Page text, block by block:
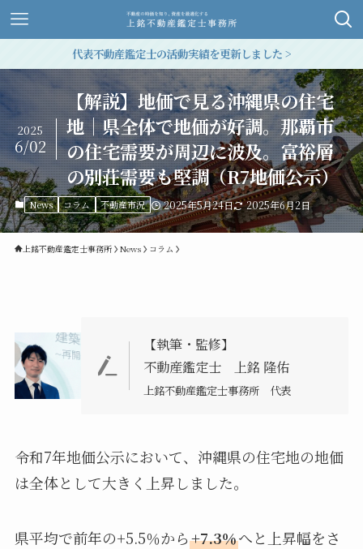
代表不動産鑑定士の活動実績を更新しました >
【解説】地価で見る沖縄県の住宅
地│県全体で地価が好調。那覇市
の住宅需要が周辺に波及。富裕層
の別荘需要も堅調（R7地価公示）
2025
6/02
News コラム 不動産市況 2025年5月24日 2025年6月2日
上銘不動産鑑定士事務所 News コラム
【執筆・監修】
不動産鑑定士 上銘 隆佑
上銘不動産鑑定士事務所 代表
令和7年地価公示において、沖縄県の住宅地の地価
は全体として大きく上昇しました。
県平均で前年の+5.5％から+7.3％へと上昇幅をさ